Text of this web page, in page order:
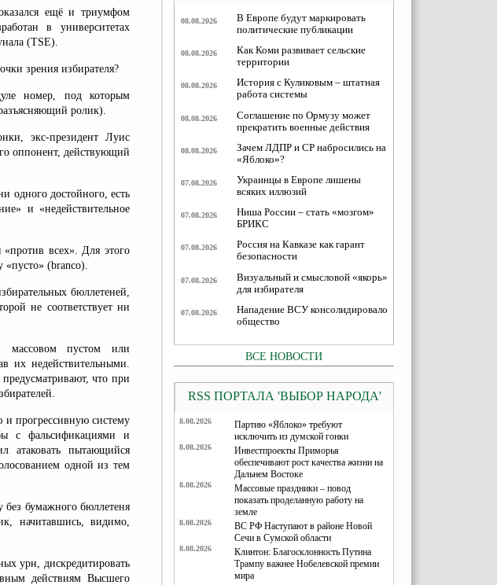
ещё и триумфом
в университетах
(TSE).
зрения избирателя?
номер, под которым
ролик).
экс-президент Луис
оппонент, действующий
одного достойного, есть
и «недействительное
«против всех». Для этого
«пусто» (branco).
бюллетеней,
не соответствует ни
массовом пустом или
их недействительными.
что при
прогрессивную систему
с фальсификациями и
атаковать пытающийся
одной из тем
без бумажного бюллетеня
начитавшись, видимо,
урн, дискредитировать
действиям Высшего
08.08.2026
В Европе будут маркировать
политические публикации
08.08.2026
Как Коми развивает сельские
территории
08.08.2026
История с Куликовым – штатная
работа системы
08.08.2026
Соглашение по Ормузу может
прекратить военные действия
08.08.2026
Зачем ЛДПР и СР набросились на
«Яблоко»?
07.08.2026
Украинцы в Европе лишены
всяких иллюзий
07.08.2026
Ниша России – стать «мозгом»
БРИКС
07.08.2026
Россия на Кавказе как гарант
безопасности
07.08.2026
Визуальный и смысловой «якорь»
для избирателя
07.08.2026
Нападение ВСУ консолидировало
общество
ВСЕ НОВОСТИ
RSS ПОРТАЛА 'ВЫБОР НАРОДА'
8.08.2026
Партию «Яблоко» требуют
исключить из думской гонки
8.08.2026
Инвестпроекты Приморья
обеспечивают рост качества жизни на
Дальнем Востоке
8.08.2026
Массовые праздники – повод
показать проделанную работу на
земле
8.08.2026
ВС РФ Наступают в районе Новой
Сечи в Сумской области
8.08.2026
Клинтон: Благосклонность Путина
Трампу важнее Нобелевской премии
мира